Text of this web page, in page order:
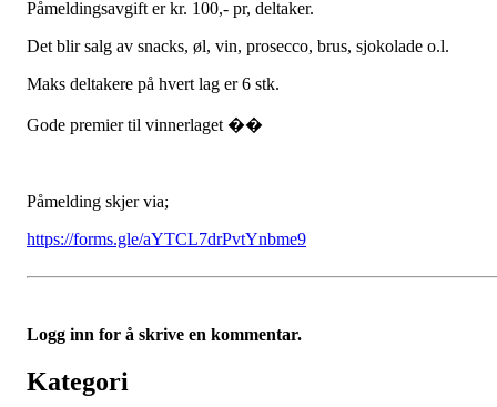
Påmeldingsavgift er kr. 100,- pr, deltaker.
Det blir salg av snacks, øl, vin, prosecco, brus, sjokolade o.l.
Maks deltakere på hvert lag er 6 stk.
Gode premier til vinnerlaget ��
Påmelding skjer via;
https://forms.gle/aYTCL7drPvtYnbme9
Logg inn for å skrive en kommentar.
Kategori